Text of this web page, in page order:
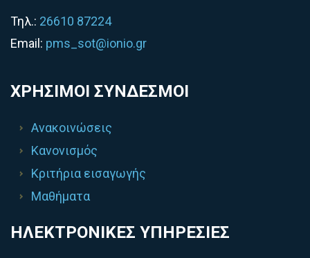
Τηλ.: 26610 87224
Email: pms_sot@ionio.gr
ΧΡΗΣΙΜΟΙ ΣΥΝΔΕΣΜΟΙ
Ανακοινώσεις
Κανονισμός
Κριτήρια εισαγωγής
Μαθήματα
ΗΛΕΚΤΡΟΝΙΚΕΣ ΥΠΗΡΕΣΙΕΣ